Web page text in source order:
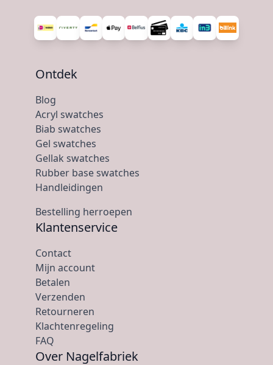
Ontdek
Blog
Acryl swatches
Biab swatches
Gel swatches
Gellak swatches
Rubber base swatches
Handleidingen
Bestelling herroepen
Klantenservice
Contact
Mijn account
Betalen
Verzenden
Retourneren
Klachtenregeling
FAQ
Over Nagelfabriek